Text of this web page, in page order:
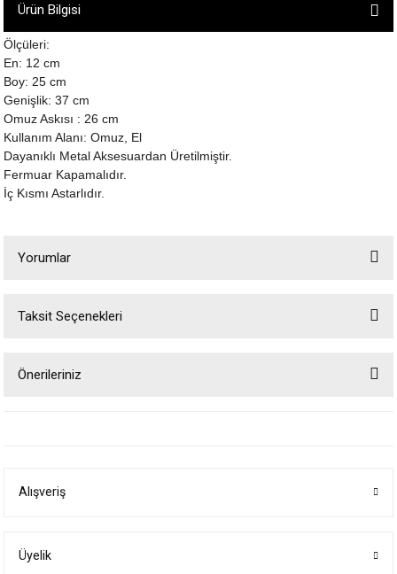
Ürün Bilgisi
Ölçüleri:
En: 12 cm
Boy: 25 cm
Genişlik: 37 cm
Omuz Askısı : 26 cm
Kullanım Alanı: Omuz, El
Dayanıklı Metal Aksesuardan Üretilmiştir.
Fermuar Kapamalıdır.
İç Kısmı Astarlıdır.
Yorumlar
Taksit Seçenekleri
Önerileriniz
Ürün bilgilerinde hatalar bulunuyor.
Alışveriş
Üyelik